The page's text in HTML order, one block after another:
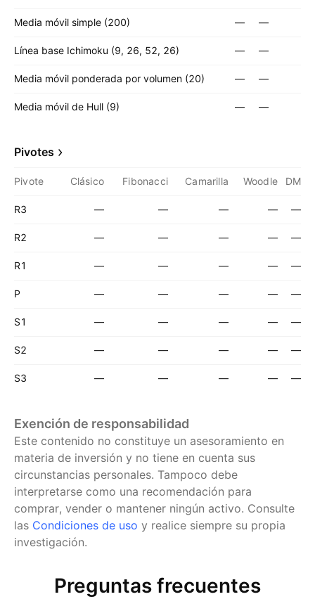
Media móvil simple (200) — —
Línea base Ichimoku (9, 26, 52, 26) — —
Media móvil ponderada por volumen (20) — —
Media móvil de Hull (9) — —
Pivotes
Pivote Clásico Fibonacci Camarilla Woodle DM
R3 — — — — —
R2 — — — — —
R1 — — — — —
P — — — — —
S1 — — — — —
S2 — — — — —
S3 — — — — —
Exención de responsabilidad
Este contenido no constituye un asesoramiento en
materia de inversión y no tiene en cuenta sus
circunstancias personales. Tampoco debe
interpretarse como una recomendación para
comprar, vender o mantener ningún activo. Consulte
las Condiciones de uso y realice siempre su propia
investigación.
Preguntas frecuentes